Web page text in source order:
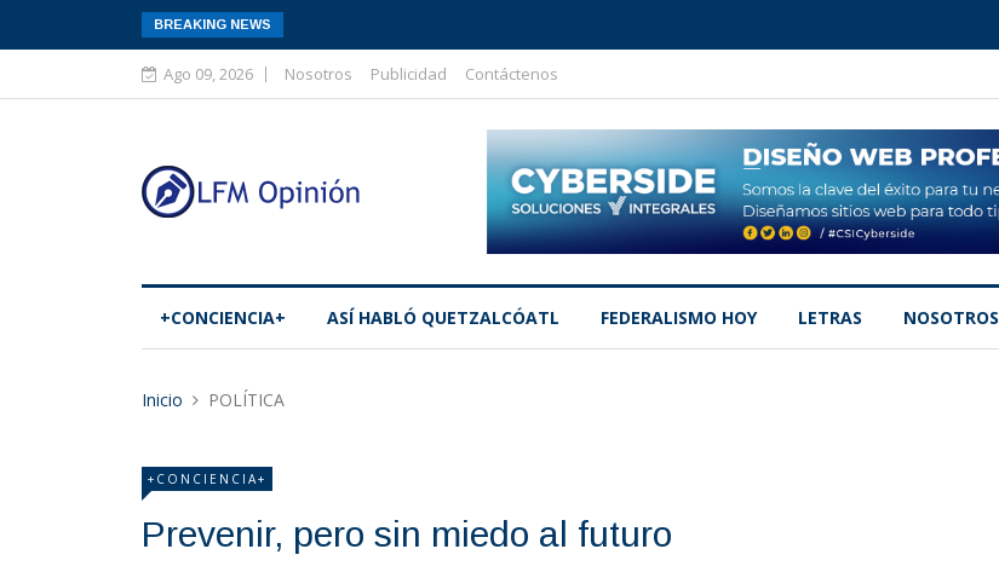
BREAKING NEWS
Ago 09, 2026 Nosotros Publicidad Contáctenos
+CONCIENCIA+ ASÍ­ HABLÓ QUETZALCÓATL FEDERALISMO HOY LETRAS NOSOTROS
Inicio POLÍTICA
+CONCIENCIA+
Prevenir, pero sin miedo al futuro